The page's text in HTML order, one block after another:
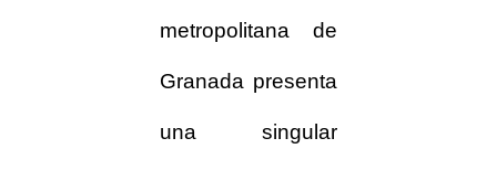
metropolitana de
Granada presenta
una singular